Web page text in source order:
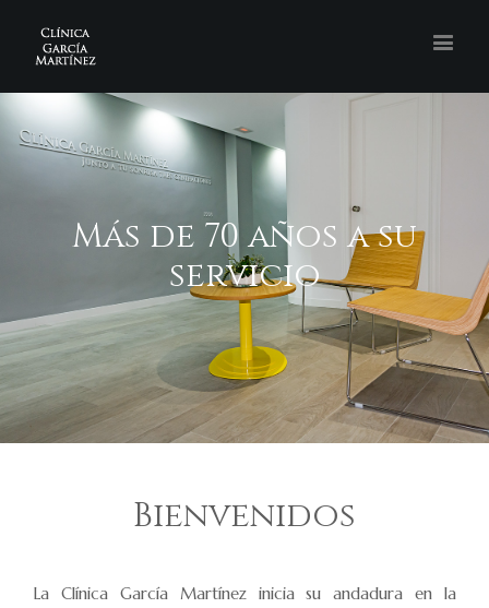
Más de 70 años a su
servicio
Bienvenidos
La Clínica García Martínez inicia su andadura en la